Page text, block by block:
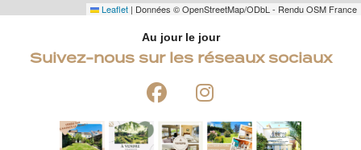
Leaflet | Données © OpenStreetMap/ODbL - Rendu OSM France
Au jour le jour
Suivez-nous sur les réseaux sociaux